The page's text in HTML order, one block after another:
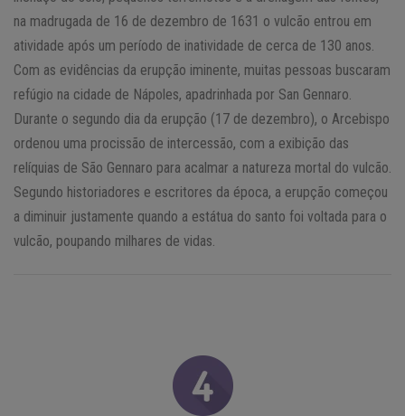
na madrugada de 16 de dezembro de 1631 o vulcão entrou em
atividade após um período de inatividade de cerca de 130 anos.
Com as evidências da erupção iminente, muitas pessoas buscaram
refúgio na cidade de Nápoles, apadrinhada por San Gennaro.
Durante o segundo dia da erupção (17 de dezembro), o Arcebispo
ordenou uma procissão de intercessão, com a exibição das
relíquias de São Gennaro para acalmar a natureza mortal do vulcão.
Segundo historiadores e escritores da época, a erupção começou
a diminuir justamente quando a estátua do santo foi voltada para o
vulcão, poupando milhares de vidas.